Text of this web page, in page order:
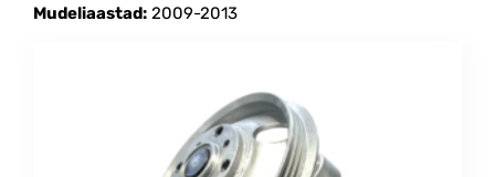
Mudeliaastad: 2009-2013